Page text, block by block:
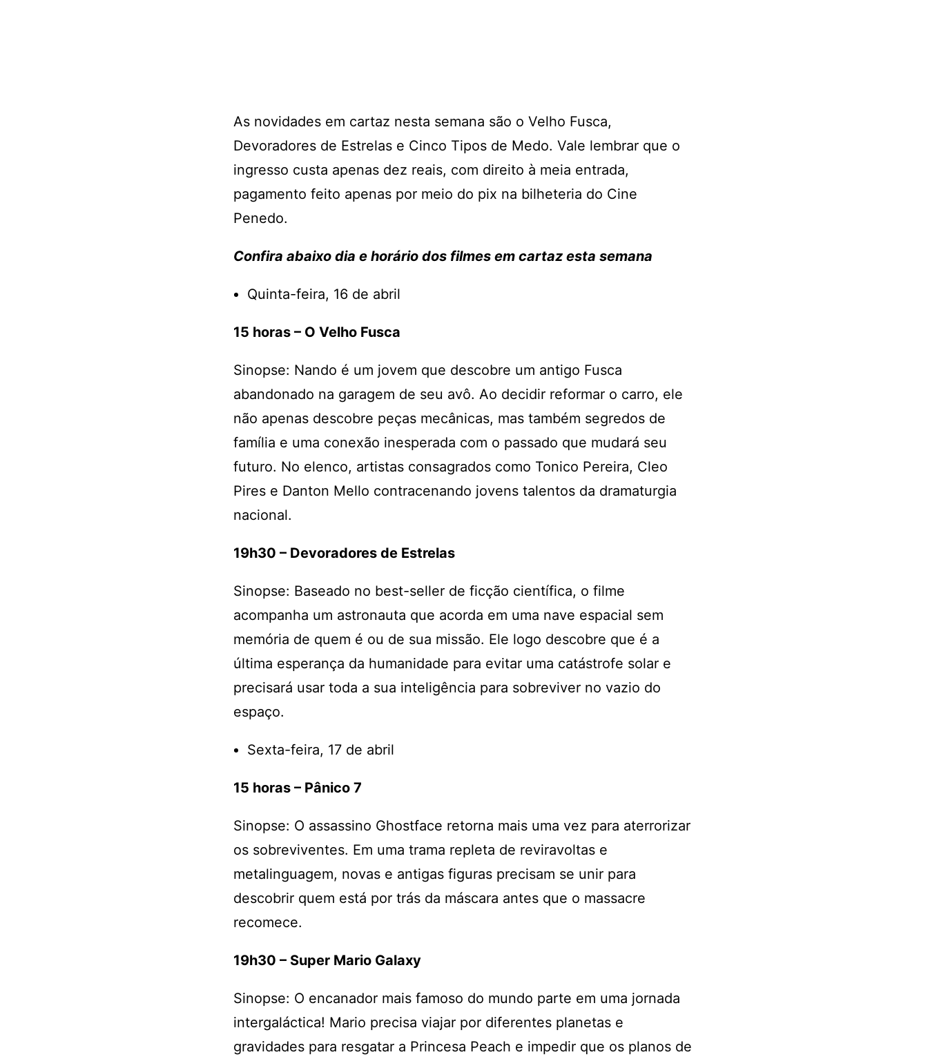
As novidades em cartaz nesta semana são o Velho Fusca,
Devoradores de Estrelas e Cinco Tipos de Medo. Vale lembrar que o
ingresso custa apenas dez reais, com direito à meia entrada,
pagamento feito apenas por meio do pix na bilheteria do Cine
Penedo.
Confira abaixo dia e horário dos filmes em cartaz esta semana
Quinta-feira, 16 de abril
15 horas – O Velho Fusca
Sinopse: Nando é um jovem que descobre um antigo Fusca
abandonado na garagem de seu avô. Ao decidir reformar o carro, ele
não apenas descobre peças mecânicas, mas também segredos de
família e uma conexão inesperada com o passado que mudará seu
futuro. No elenco, artistas consagrados como Tonico Pereira, Cleo
Pires e Danton Mello contracenando jovens talentos da dramaturgia
nacional.
19h30 – Devoradores de Estrelas
Sinopse: Baseado no best-seller de ficção científica, o filme
acompanha um astronauta que acorda em uma nave espacial sem
memória de quem é ou de sua missão. Ele logo descobre que é a
última esperança da humanidade para evitar uma catástrofe solar e
precisará usar toda a sua inteligência para sobreviver no vazio do
espaço.
Sexta-feira, 17 de abril
15 horas – Pânico 7
Sinopse: O assassino Ghostface retorna mais uma vez para aterrorizar
os sobreviventes. Em uma trama repleta de reviravoltas e
metalinguagem, novas e antigas figuras precisam se unir para
descobrir quem está por trás da máscara antes que o massacre
recomece.
19h30 – Super Mario Galaxy
Sinopse: O encanador mais famoso do mundo parte em uma jornada
intergaláctica! Mario precisa viajar por diferentes planetas e
gravidades para resgatar a Princesa Peach e impedir que os planos de